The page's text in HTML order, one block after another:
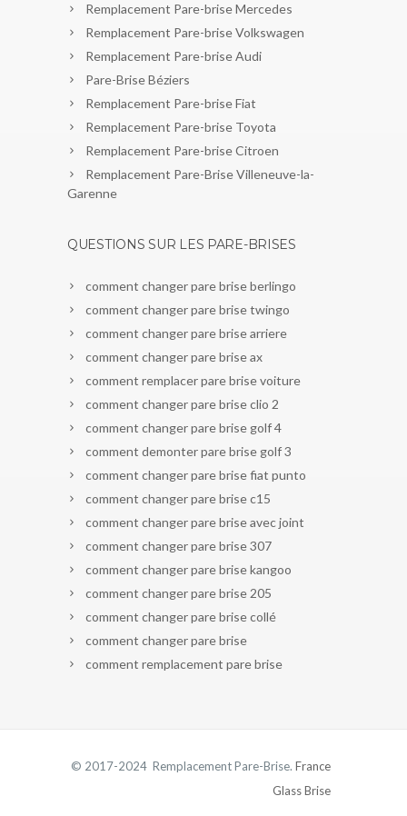
Remplacement Pare-brise Mercedes
Remplacement Pare-brise Volkswagen
Remplacement Pare-brise Audi
Pare-Brise Béziers
Remplacement Pare-brise Fiat
Remplacement Pare-brise Toyota
Remplacement Pare-brise Citroen
Remplacement Pare-Brise Villeneuve-la-
Garenne
QUESTIONS SUR LES PARE-BRISES
comment changer pare brise berlingo
comment changer pare brise twingo
comment changer pare brise arriere
comment changer pare brise ax
comment remplacer pare brise voiture
comment changer pare brise clio 2
comment changer pare brise golf 4
comment demonter pare brise golf 3
comment changer pare brise fiat punto
comment changer pare brise c15
comment changer pare brise avec joint
comment changer pare brise 307
comment changer pare brise kangoo
comment changer pare brise 205
comment changer pare brise collé
comment changer pare brise
comment remplacement pare brise
© 2017-2024 Remplacement Pare-Brise. France
Glass Brise